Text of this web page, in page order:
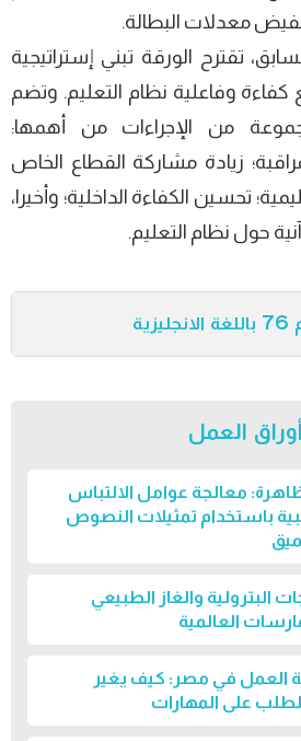
معدلات البطالة.
تقترح الورقة تبني إستراتيجية
وفاعلية نظام التعليم. وتضم
من الإجراءات من أهمها:
زيادة مشاركة القطاع الخاص
تحسين الكفاءة الداخلية؛ وأخيرا،
حول نظام التعليم.
أوراق العمل
معالجة عوامل الالتباس
باستخدام تمثيلات النصوص
البترولية والغاز الطبيعي
العالمية
العمل في مصر: كيف يغير
على المهارات